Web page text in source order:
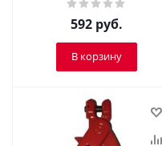
592 руб.
В корзину